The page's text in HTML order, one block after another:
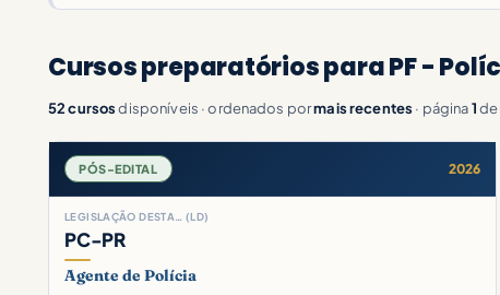
Cursos preparatórios para PF -
52 cursosdisponíveis · ordenados pormais recentes · página1de
PÓS-EDITAL 2026
LEGISLAÇÃO DESTA… (LD)
PC-PR
Agente de Polícia